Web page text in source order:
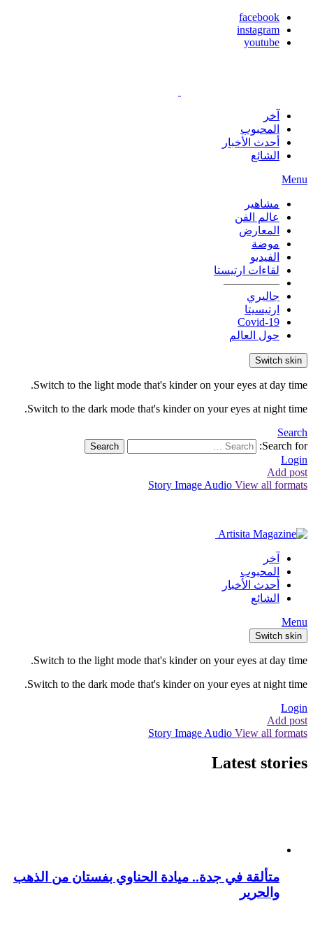
facebook
instagram
youtube
آخر
المحبوب
أحدث الأخبار
الشائع
Menu
مشاهير
عالم الفن
المعارض
موضة
الفيديو
لقاءات ارتيستا
—————
جاليري
ارتيسيتا
Covid-19
حول العالم
Switch skin
Switch to the light mode that's kinder on your eyes at day time.
Switch to the dark mode that's kinder on your eyes at night time.
Search
Search for:
Search
Login
Add post
Story Image Audio View all formats
آخر
المحبوب
أحدث الأخبار
الشائع
Menu
Switch skin
Switch to the light mode that's kinder on your eyes at day time.
Switch to the dark mode that's kinder on your eyes at night time.
Login
Add post
Story Image Audio View all formats
Latest stories
متألقة في جدة.. ميادة الحناوي بفستان من الذهب
والحرير